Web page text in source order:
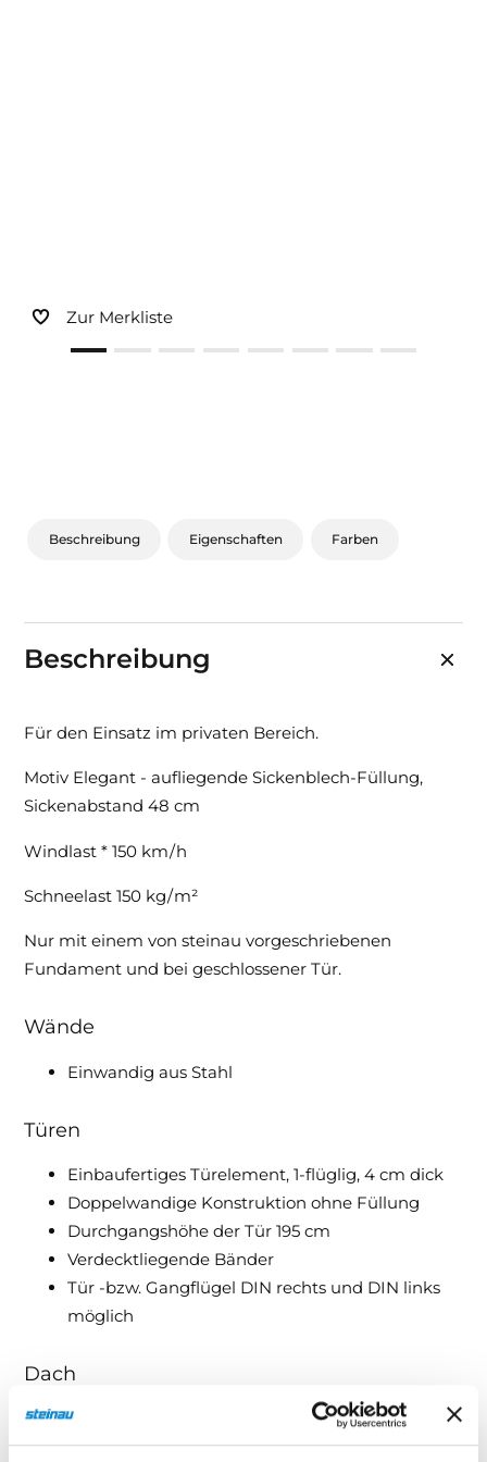
Zur Merkliste
Beschreibung Eigenschaften Farben
Beschreibung
Für den Einsatz im privaten Bereich.
Motiv Elegant - aufliegende Sickenblech-Füllung,
Sickenabstand 48 cm
Windlast * 150 km / h
Schneelast 150 kg / m²
Nur mit einem von steinau vorgeschriebenen
Fundament und bei geschlossener Tür.
Wände
Einwandig aus Stahl
Türen
Einbaufertiges Türelement, 1-flüglig, 4 cm dick
Doppelwandige Konstruktion ohne Füllung
Durchgangshöhe der Tür 195 cm
Verdecktliegende Bänder
Tür -bzw. Gangflügel DIN rechts und DIN links
möglich
Dach
Dachkomponente einwandig aus Stahl
Dachbleche gesickt